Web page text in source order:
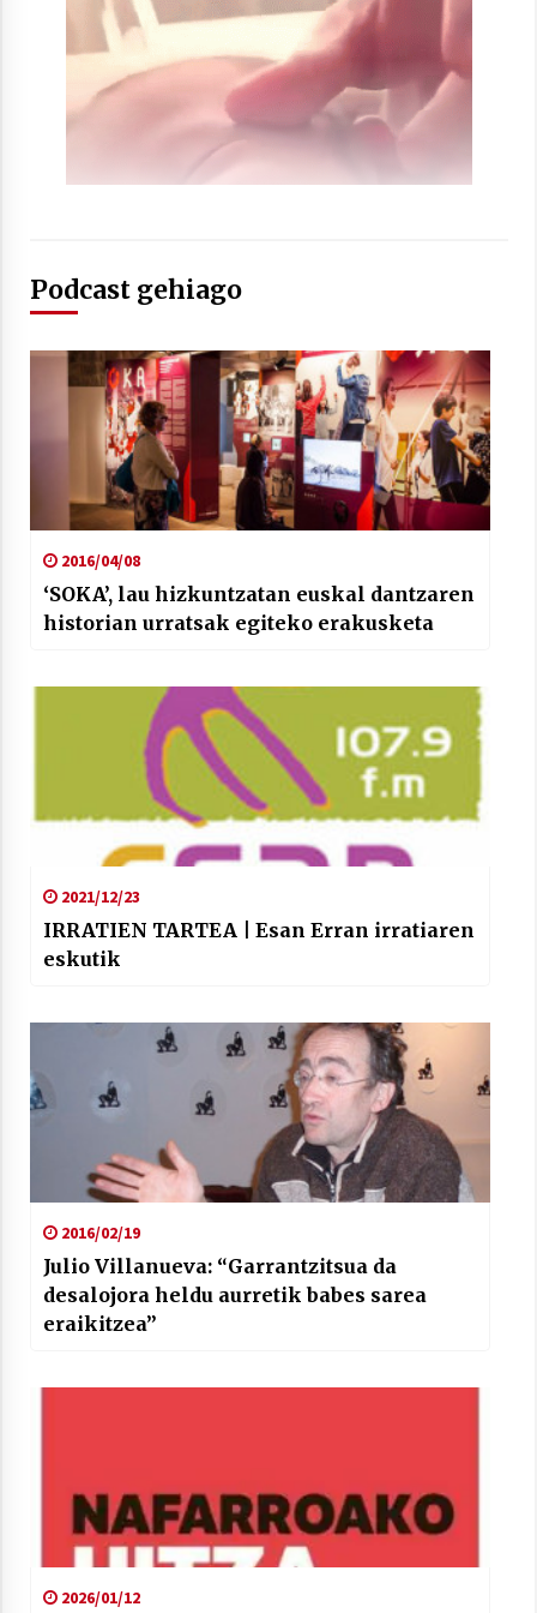
Berria egunkarian elkarrizketa
Arrosaren 20 urteez
2021/07/06
2021/07/03
Zebrabidearen denboraldi amaiera
EHZtik
2021/07/01
Arrosaren laburpen bideoa Hamaika
Telebistaren eskutik
2021/06/30
Podcast gehiago
2016/04/08
‘SOKA’, lau hizkuntzatan euskal dantzaren
historian urratsak egiteko erakusketa
2021/12/23
IRRATIEN TARTEA | Esan Erran irratiaren
eskutik
2016/02/19
Julio Villanueva: “Garrantzitsua da
desalojora heldu aurretik babes sarea
eraikitzea”
2026/01/12